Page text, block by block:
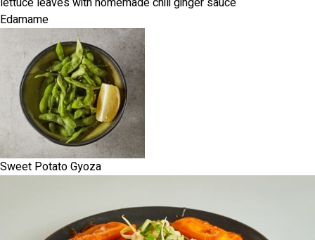
Edamame
Sweet Potato Gyoza